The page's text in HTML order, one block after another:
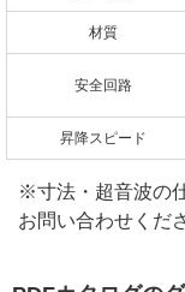
材質
安全回路
昇降スピード
※寸法・超音波の
お問い合わせくだ